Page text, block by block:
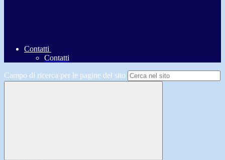
Contatti
Contatti
Campo di ricerca per le pagine del sito